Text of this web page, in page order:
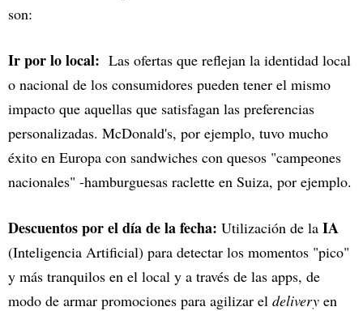
son:
Ir por lo local: Las ofertas que reflejan la identidad local
o nacional de los consumidores pueden tener el mismo
impacto que aquellas que satisfagan las preferencias
personalizadas. McDonald's, por ejemplo, tuvo mucho
éxito en Europa con sandwiches con quesos "campeones
nacionales" -hamburguesas raclette en Suiza, por ejemplo.
Descuentos por el día de la fecha: Utilización de la IA
(Inteligencia Artificial) para detectar los momentos "pico"
y más tranquilos en el local y a través de las apps, de
modo de armar promociones para agilizar el delivery en